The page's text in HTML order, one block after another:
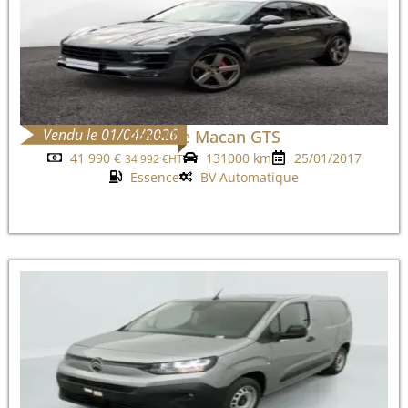
Vendu le 01/04/2026Porsche Macan GTS
41 990 € 34 992 €HT 131000 km
25/01/2017
Essence
BV Automatique